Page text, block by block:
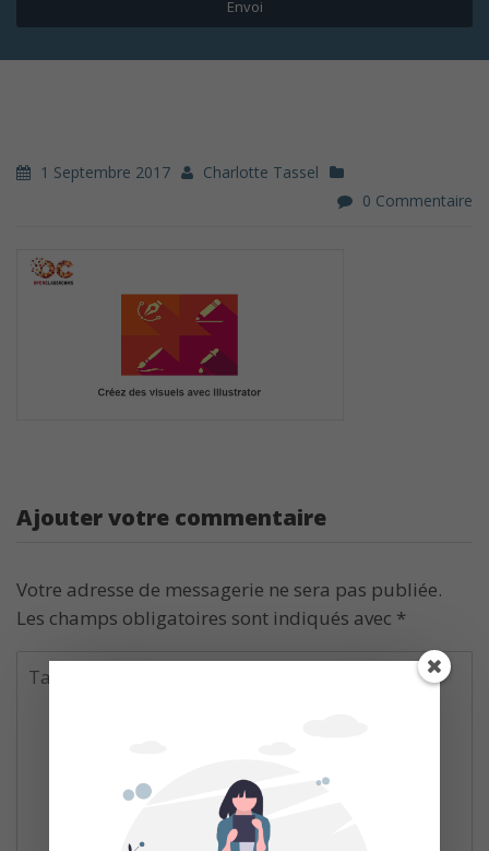
1 Septembre 2017
Charlotte Tassel
0 Commentaire
Ajouter votre commentaire
Votre adresse de messagerie ne sera pas publiée.
Les champs obligatoires sont indiqués avec *